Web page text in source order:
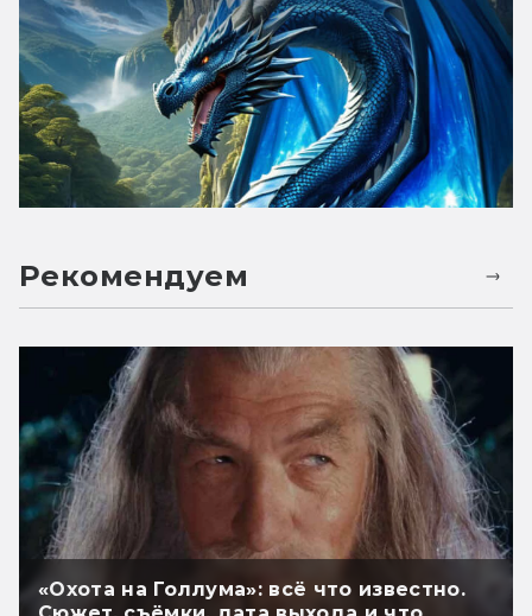
Рекомендуем
«Охота на Голлума»: всё что известно.